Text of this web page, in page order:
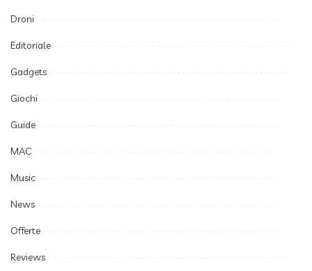
Droni
Editoriale
Gadgets
Giochi
Guide
MAC
Music
News
Offerte
Reviews